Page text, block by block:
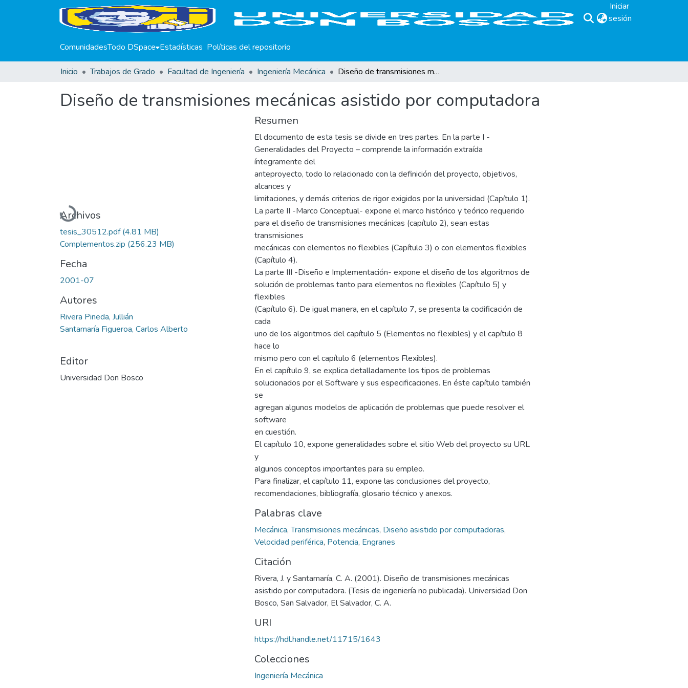
Iniciar
sesión
ComunidadesTodo DSpace Estadísticas Políticas del repositorio
Inicio Trabajos de Grado Facultad de Ingeniería Ingeniería Mecánica Diseño de transmisiones mecánicas asistido por computadora
Diseño de transmisiones mecánicas asistido por computadora
Cargando...
Archivos
tesis_30512.pdf(4.81 MB)
Complementos.zip (256.23 MB)
Fecha
2001-07
Autores
Rivera Pineda, Jullián
Santamaría Figueroa, Carlos Alberto
Editor
Universidad Don Bosco
Resumen
El documento de esta tesis se divide en tres partes. En la parte I -
Generalidades del Proyecto – comprende la información extraída
íntegramente del
anteproyecto, todo lo relacionado con la definición del proyecto, objetivos,
alcances y
limitaciones, y demás criterios de rigor exigidos por la universidad (Capítulo 1).
La parte II -Marco Conceptual- expone el marco histórico y teórico requerido
para el diseño de transmisiones mecánicas (capítulo 2), sean estas
transmisiones
mecánicas con elementos no flexibles (Capítulo 3) o con elementos flexibles
(Capítulo 4).
La parte III -Diseño e Implementación- expone el diseño de los algoritmos de
solución de problemas tanto para elementos no flexibles (Capítulo 5) y
flexibles
(Capítulo 6). De igual manera, en el capítulo 7, se presenta la codificación de
cada
uno de los algoritmos del capítulo 5 (Elementos no flexibles) y el capítulo 8
hace lo
mismo pero con el capítulo 6 (elementos Flexibles).
En el capítulo 9, se explica detalladamente los tipos de problemas
solucionados por el Software y sus especificaciones. En éste capítulo también
se
agregan algunos modelos de aplicación de problemas que puede resolver el
software
en cuestión.
El capítulo 10, expone generalidades sobre el sitio Web del proyecto su URL
y
algunos conceptos importantes para su empleo.
Para finalizar, el capítulo 11, expone las conclusiones del proyecto,
recomendaciones, bibliografía, glosario técnico y anexos.
Palabras clave
Mecánica,Transmisiones mecánicas, Diseño asistido por computadoras,
Velocidad periférica, Potencia, Engranes
Citación
Rivera, J. y Santamaría, C. A. (2001). Diseño de transmisiones mecánicas
asistido por computadora. (Tesis de ingeniería no publicada). Universidad Don
Bosco, San Salvador, El Salvador, C. A.
URI
https://hdl.handle.net/11715/1643
Colecciones
Ingeniería Mecánica